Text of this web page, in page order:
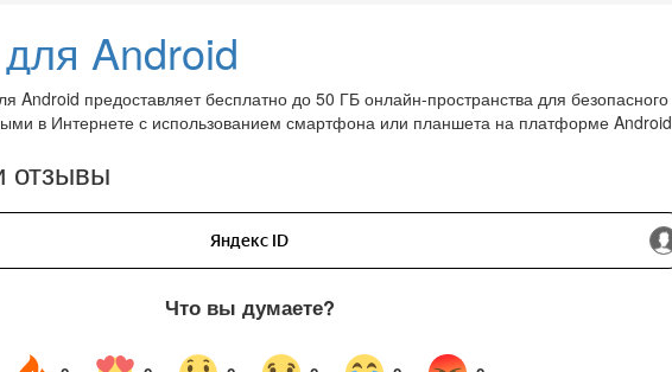
Android
Android предоставляет бесплатно до 50 ГБ онлайн-пространства для безопасного
в Интернете с использованием смартфона или планшета на платформе Android
отзывы